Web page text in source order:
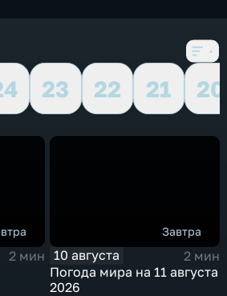
23 22 21
20
2 мин
Завтра
10 августа
2 мин
Погода мира на 11 августа
2026